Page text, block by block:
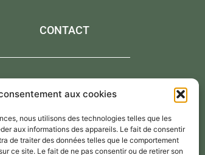
aux cookies
nous utilisons des technologies telles que les
aux informations des appareils. Le fait de consentir
de traiter des données telles que le comportement
ce site. Le fait de ne pas consentir ou de retirer son
CONTACT